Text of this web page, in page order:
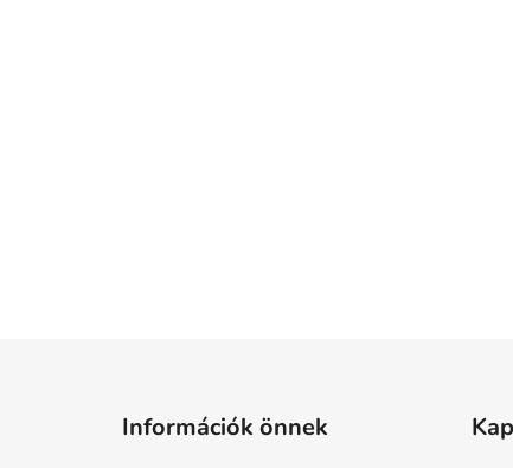
Információk önnek